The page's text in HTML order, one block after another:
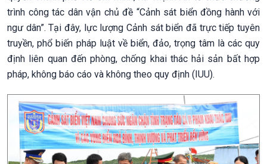
trình công tác dân vận chủ đề “Cảnh sát biển đồng hành với
ngư dân”. Tại đây, lực lượng Cảnh sát biển đã trực tiếp tuyên
truyền, phổ biến pháp luật về biển, đảo, trọng tâm là các quy
định liên quan đến phòng, chống khai thác hải sản bất hợp
pháp, không báo cáo và không theo quy định (IUU).